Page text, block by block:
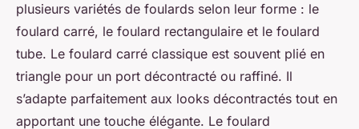
plusieurs variétés de foulards selon leur forme : le
foulard carré, le foulard rectangulaire et le foulard
tube. Le foulard carré classique est souvent plié en
triangle pour un port décontracté ou raffiné. Il
s’adapte parfaitement aux looks décontractés tout en
apportant une touche élégante. Le foulard